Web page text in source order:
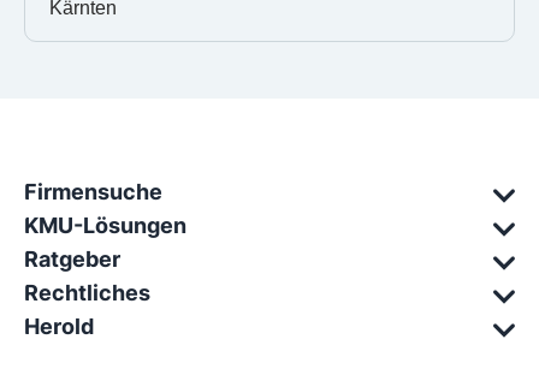
Kärnten
Firmensuche
KMU-Lösungen
Ratgeber
Rechtliches
Herold